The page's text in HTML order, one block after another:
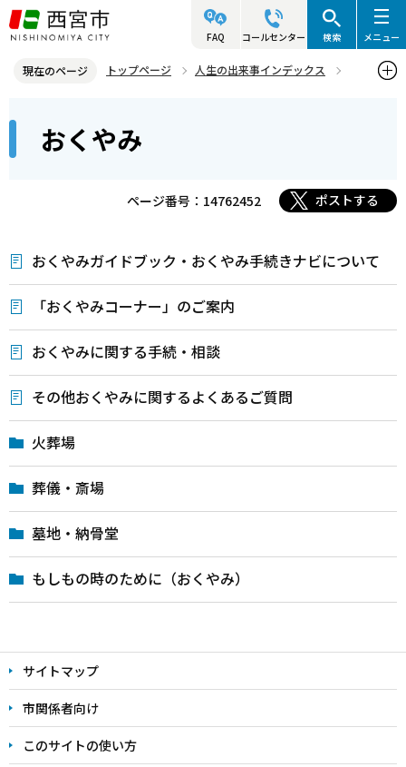
こ
の
ジ
先
FAQ コールセンター 検索 メニュー
現在のページ トップページ
人生の出来事インデックス
こ
おくやみ
ページ番号：14762452 ポストする
おくやみガイドブック・おくやみ手続きナビについて
「おくやみコーナー」のご案内
おくやみに関する手続・相談
その他おくやみに関するよくあるご質問
火葬場
葬儀・斎場
墓地・納骨堂
もしもの時のために（おくやみ）
文
こ
こ
ま
で
サイトマップ
市関係者向け
このサイトの使い方